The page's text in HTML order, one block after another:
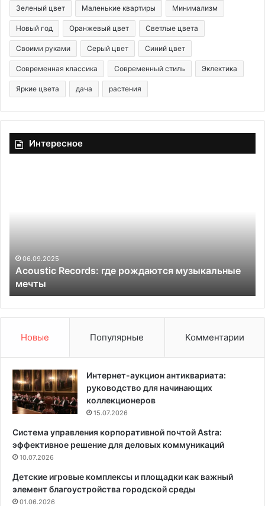
Зеленый цвет Маленькие квартиры Минимализм
Новый год Оранжевый цвет Светлые цвета
Своими руками Серый цвет Синий цвет
Современная классика Современный стиль Эклектика
Яркие цвета дача растения
Интересное
c
o
r
:
г
д
е
р
ж
д
а
т
с
06.09.2025
Acoustic Records: где рождаются музыкальные
мечты
я
р
Новые Популярные Комментарии
Интернет-аукцион антиквариата:
руководство для начинающих
коллекционеров
15.07.2026
Система управления корпоративной почтой Astra:
эффективное решение для деловых коммуникаций
10.07.2026
Детские игровые комплексы и площадки как важный
элемент благоустройства городской среды
01.06.2026